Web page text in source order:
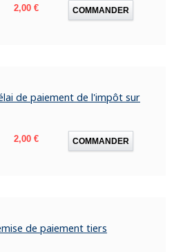
Prix
2,00 € COMMANDER
de paiement de l'impôt sur
Prix
2,00 € COMMANDER
de paiement tiers